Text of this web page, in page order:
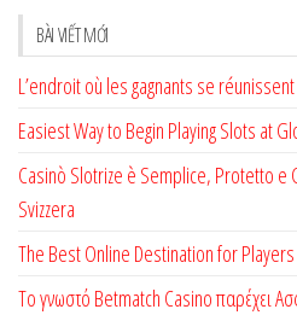
cho:
BÀI VIẾT MỚI
L’endroit où les gagnants se
Easiest Way to Begin Playing Slots at
Casinò Slotrize è Semplice, Protetto e
Svizzera
The Best Online Destination for
Το γνωστό Betmatch Casino παρέχει